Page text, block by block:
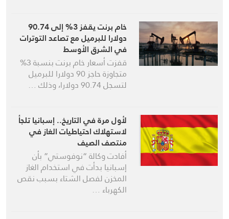
خام برنت يقفز 3% إلى 90.74
دولارا للبرميل مع تصاعد التوترات
في الشرق الأوسط
قفزت أسعار خام برنت بنسبة 3%
متجاوزة حاجز 90 دولارا للبرميل
لتسجل 90.74 دولارا، وذلك …
لأول مرة في التاريخ.. إسبانيا تلجأ
لاستهلاك احتياطيات الغاز في
منتصف الصيف
أفادت وكالة “نوفوستي” بأن
إسبانيا بدأت في استخدام الغاز
المخزن لفصل الشتاء بسبب نقص
الكهرباء …